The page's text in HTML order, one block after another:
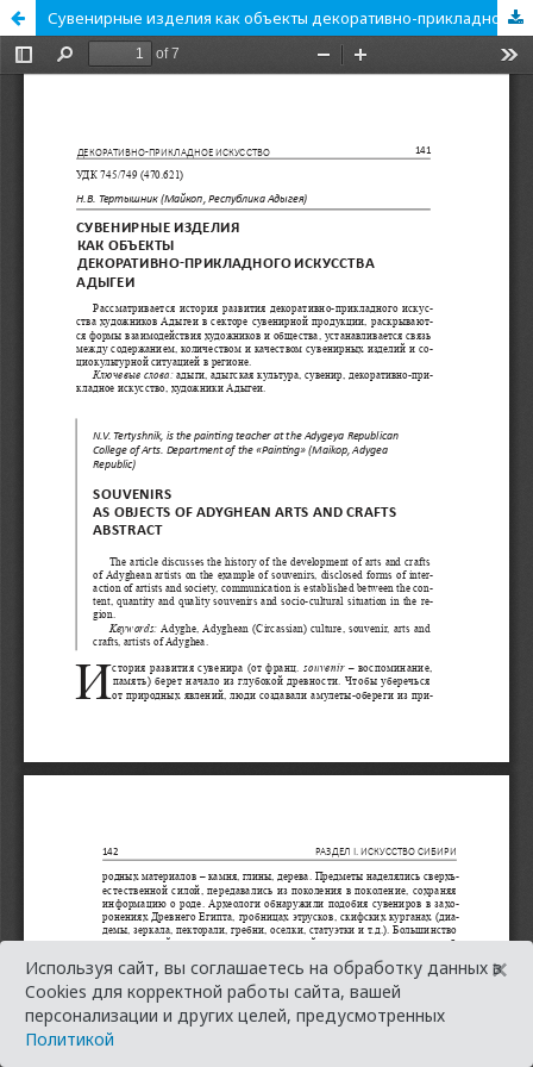
Сувенирные изделия как объекты декоративно-прикладного искусства Адыгеи
Используя сайт, вы соглашаетесь на обработку данных в
Cookies для корректной работы сайта, вашей
персонализации и других целей, предусмотренных
Политикой
×